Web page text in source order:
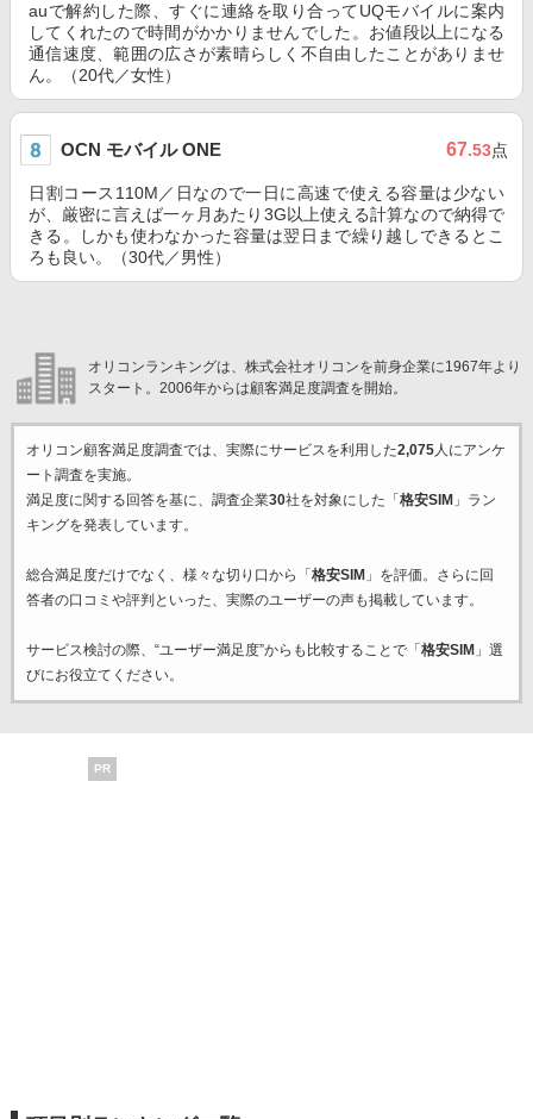
auで解約した際、すぐに連絡を取り合ってUQモバイルに案内
してくれたので時間がかかりませんでした。お値段以上になる
通信速度、範囲の広さが素晴らしく不自由したことがありませ
ん。（20代／女性）
OCN モバイル ONE 67.53点
日割コース110M／日なので一日に高速で使える容量は少ない
が、厳密に言えば一ヶ月あたり3G以上使える計算なので納得で
きる。しかも使わなかった容量は翌日まで繰り越しできるとこ
ろも良い。（30代／男性）
オリコンランキングは、株式会社オリコンを前身企業に1967年より
スタート。2006年からは顧客満足度調査を開始。
オリコン顧客満足度調査では、実際にサービスを利用した2,075人にアンケ
ート調査を実施。
満足度に関する回答を基に、調査企業30社を対象にした「 格安SIM 」ラン
キングを発表しています。
総合満足度だけでなく、様々な切り口から「 格安SIM 」を評価。さらに回
答者の口コミや評判といった、実際のユーザーの声も掲載しています。
サービス検討の際、“ユーザー満足度”からも比較することで「 格安SIM 」選
びにお役立てください。
PR